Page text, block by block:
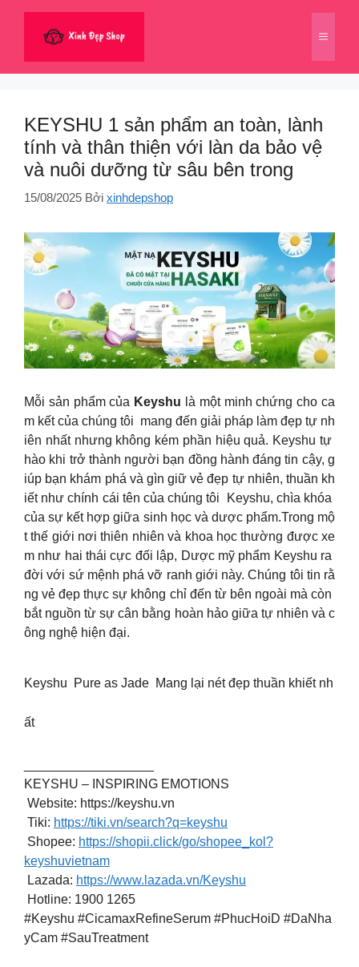
dung
Menu
KEYSHU 1 sản phẩm an toàn, lành
tính và thân thiện với làn da bảo vệ
và nuôi dưỡng từ sâu bên trong
15/08/2025 Bởi xinhdepshop
Mỗi sản phẩm của Keyshu là một minh chứng cho ca
m kết của chúng tôi mang đến giải pháp làm đẹp tự nh
iên nhất nhưng không kém phần hiệu quả. Keyshu tự
hào khi trở thành người bạn đồng hành đáng tin cậy, g
iúp bạn khám phá và gìn giữ vẻ đẹp tự nhiên, thuần kh
iết như chính cái tên của chúng tôi Keyshu, chìa khóa
của sự kết hợp giữa sinh học và dược phẩm.Trong mộ
t thế giới nơi thiên nhiên và khoa học thường được xe
m như hai thái cực đối lập, Dược mỹ phẩm Keyshu ra
đời với sứ mệnh phá vỡ ranh giới này. Chúng tôi tin rằ
ng vẻ đẹp thực sự không chỉ đến từ bên ngoài mà còn
bắt nguồn từ sự cân bằng hoàn hảo giữa tự nhiên và c
ông nghệ hiện đại.
Keyshu Pure as Jade Mang lại nét đẹp thuần khiết nh
ất
KEYSHU – INSPIRING EMOTIONS
Website: https://keyshu.vn
️ Tiki: https://tiki.vn/search?q=keyshu
Shopee: https://shopii.click/go/shopee_kol?
keyshuvietnam
Lazada: https://www.lazada.vn/Keyshu
Hotline: 1900 1265
#Keyshu #CicamaxRefineSerum #PhucHoiD #DaNha
yCam #SauTreatment